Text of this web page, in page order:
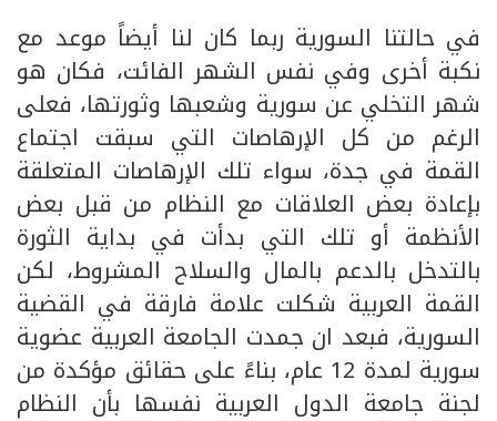
في حالتنا السورية ربما كان لنا أيضاً موعد مع
نكبة أخرى وفي نفس الشهر الفائت، فكان هو
شهر التخلي عن سورية وشعبها وثورتها، فعلى
الرغم من كل الإرهاصات التي سبقت اجتماع
القمة في جدة، سواء تلك الإرهاصات المتعلقة
بإعادة بعض العلاقات مع النظام من قبل بعض
الأنظمة أو تلك التي بدأت في بداية الثورة
بالتدخل بالدعم بالمال والسلاح المشروط، لكن
القمة العربية شكلت علامة فارقة في القضية
السورية، فبعد ان جمدت الجامعة العربية عضوية
سورية لمدة 12 عام، بناءً على حقائق مؤكدة من
لجنة جامعة الدول العربية نفسها بأن النظام